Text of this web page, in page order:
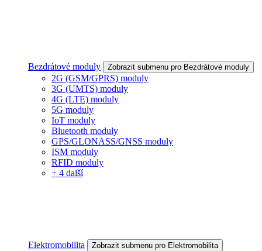
Bezdrátové moduly Zobrazit submenu pro Bezdrátové moduly
2G (GSM/GPRS) moduly
3G (UMTS) moduly
4G (LTE) moduly
5G moduly
IoT moduly
Bluetooth moduly
GPS/GLONASS/GNSS moduly
ISM moduly
RFID moduly
+ 4 další
Elektromobilita Zobrazit submenu pro Elektromobilita